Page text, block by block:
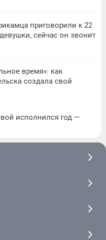
приговорили к 22
сейчас он звонит
время»: как
создала свой
исполнился год —